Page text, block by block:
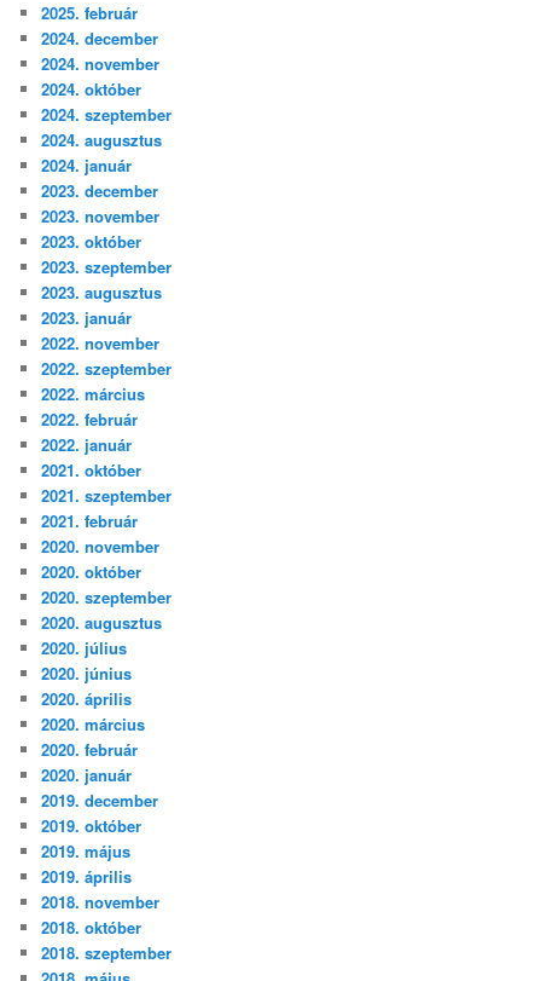
2025. február
2024. december
2024. november
2024. október
2024. szeptember
2024. augusztus
2024. január
2023. december
2023. november
2023. október
2023. szeptember
2023. augusztus
2023. január
2022. november
2022. szeptember
2022. március
2022. február
2022. január
2021. október
2021. szeptember
2021. február
2020. november
2020. október
2020. szeptember
2020. augusztus
2020. július
2020. június
2020. április
2020. március
2020. február
2020. január
2019. december
2019. október
2019. május
2019. április
2018. november
2018. október
2018. szeptember